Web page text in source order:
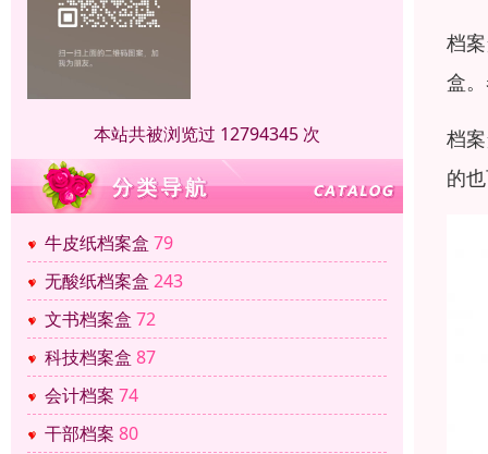
本站共被浏览过 12794345 次
牛皮纸档案盒 79
无酸纸档案盒 243
文书档案盒 72
科技档案盒 87
会计档案 74
干部档案 80
档
盒
档
的